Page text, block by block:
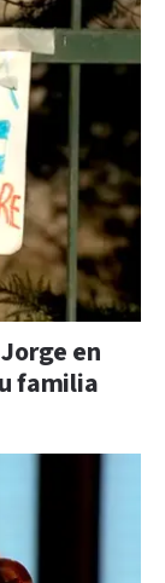
en
familia